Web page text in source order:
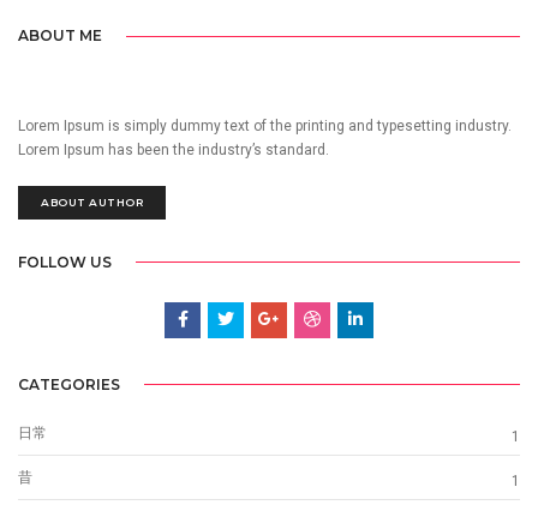
ABOUT ME
Lorem Ipsum is simply dummy text of the printing and typesetting industry.
Lorem Ipsum has been the industry’s standard.
ABOUT AUTHOR
FOLLOW US
CATEGORIES
日常 1
昔 1